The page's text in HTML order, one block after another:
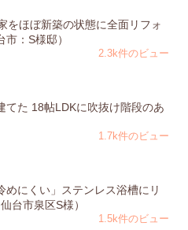
をほぼ新築の状態に全面リフォ
市：S様邸）
2.3k件のビュー
てた 18帖LDKに吹抜け階段のあ
1.7k件のビュー
めにくい」ステンレス浴槽にリ
台市泉区S様）
1.5k件のビュー